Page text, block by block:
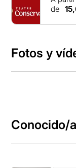
de
Fotos y
Conocido/